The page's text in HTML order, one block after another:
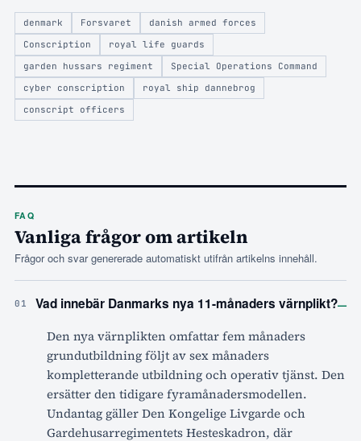
denmark Forsvaret
danish armed forces
Conscription
royal life guards
garden hussars regiment
Special Operations Command
cyber conscription
royal ship dannebrog
conscript officers
FAQ
Vanliga frågor om artikeln
Frågor och svar genererade automatiskt utifrån artikelns innehåll.
01 Vad innebär Danmarks nya 11-månaders värnplikt?–
Den nya värnplikten omfattar fem månaders
grundutbildning följt av sex månaders
kompletterande utbildning och operativ tjänst. Den
ersätter den tidigare fyramånadersmodellen.
Undantag gäller Den Kongelige Livgarde och
Gardehusarregimentets Hesteskadron, där